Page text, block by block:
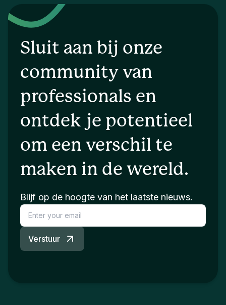
Sluit aan bij onze
community van
professionals en
ontdek je potentieel
om een verschil te
maken in de wereld.
Blijf op de hoogte van het laatste nieuws.
Verstuur